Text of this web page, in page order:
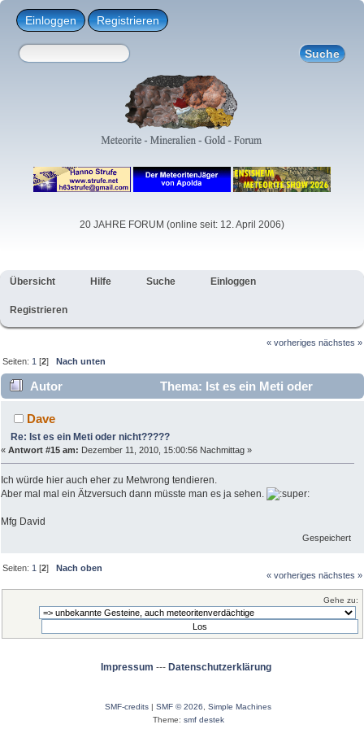
Einloggen Registrieren
20 JAHRE FORUM (online seit: 12. April 2006)
Übersicht Hilfe Suche Einloggen
Registrieren
« vorheriges nächstes »
Seiten: 1 [2]Nach unten
Autor
Thema: Ist es ein Meti oder
nicht????? (Gelesen 5989 mal)
Dave
Re: Ist es ein Meti oder nicht?????
« Antwort #15 am: Dezember 11, 2010, 15:00:56 Nachmittag »
Ich würde hier auch eher zu Metwrong tendieren.
Aber mal mal ein Ätzversuch dann müsste man es ja sehen.
Mfg David
Gespeichert
Seiten:1 [2] Nach oben
« vorheriges nächstes »
Gehe zu:
Impressum --- Datenschutzerklärung
SMF-credits | SMF © 2026
Simple Machines
Theme: smf destek